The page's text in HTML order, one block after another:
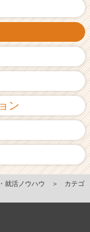
ン
就活ノウハウ ＞
カテゴ